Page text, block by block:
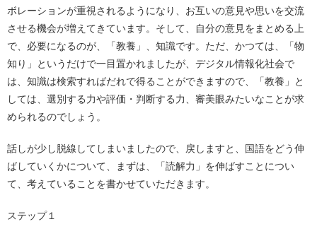
ボレーションが重視されるようになり、お互いの意見や思いを交流
させる機会が増えてきています。そして、自分の意見をまとめる上
で、必要になるのが、「教養」、知識です。ただ、かつては、「物
知り」というだけで一目置かれましたが、デジタル情報化社会で
は、知識は検索すればだれで得ることができますので、「教養」と
しては、選別する力や評価・判断する力、審美眼みたいなことが求
められるのでしょう。
話しが少し脱線してしまいましたので、戻しますと、国語をどう伸
ばしていくかについて、まずは、「読解力」を伸ばすことについ
て、考えていることを書かせていただきます。
ステップ１